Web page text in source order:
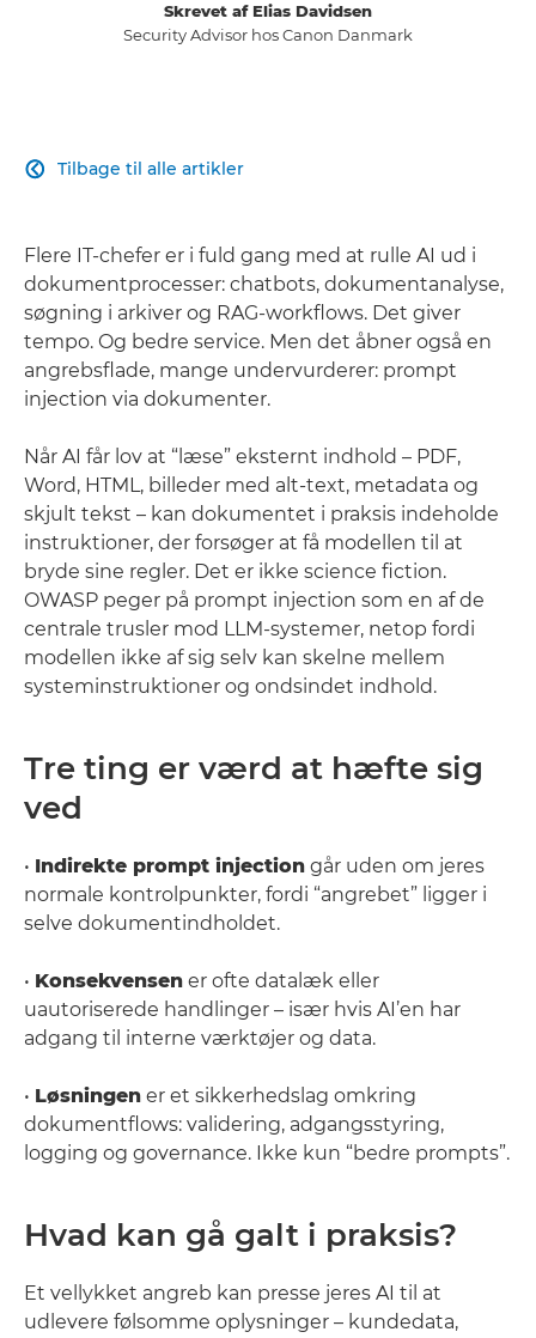
Skrevet af Elias Davidsen
Security Advisor hos Canon Danmark
Tilbage til alle artikler

Flere IT-chefer er i fuld gang med at rulle AI ud i
dokumentprocesser: chatbots, dokumentanalyse,
søgning i arkiver og RAG-workflows. Det giver
tempo. Og bedre service. Men det åbner også en
angrebsflade, mange undervurderer: prompt
injection via dokumenter.
Når AI får lov at “læse” eksternt indhold – PDF,
Word, HTML, billeder med alt-text, metadata og
skjult tekst – kan dokumentet i praksis indeholde
instruktioner, der forsøger at få modellen til at
bryde sine regler. Det er ikke science fiction.
OWASP peger på prompt injection som en af de
centrale trusler mod LLM-systemer, netop fordi
modellen ikke af sig selv kan skelne mellem
systeminstruktioner og ondsindet indhold.
Tre ting er værd at hæfte sig
ved
• Indirekte prompt injection går uden om jeres
normale kontrolpunkter, fordi “angrebet” ligger i
selve dokumentindholdet.
• Konsekvensen er ofte datalæk eller
uautoriserede handlinger – især hvis AI’en har
adgang til interne værktøjer og data.
• Løsningen er et sikkerhedslag omkring
dokumentflows: validering, adgangsstyring,
logging og governance. Ikke kun “bedre prompts”.
Hvad kan gå galt i praksis?
Et vellykket angreb kan presse jeres AI til at
udlevere følsomme oplysninger – kundedata,